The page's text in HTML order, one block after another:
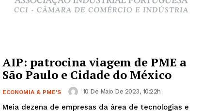
AIP: patrocina viagem de PME a
São Paulo e Cidade do México
ECONOMIA & PME'S 10 De Maio De 2023, 10:22h
Meia dezena de empresas da área de tecnologias e